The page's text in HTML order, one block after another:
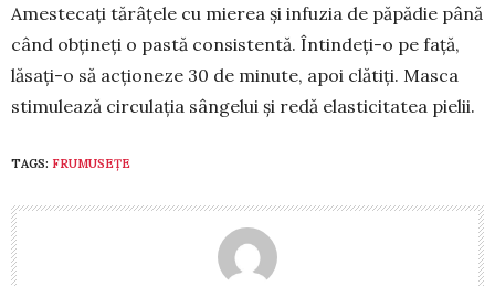
Amestecați tărâțele cu mierea și infuzia de păpădie pâ­nă
când obțineți o pastă con­sistentă. În­tindeți-o pe față,
lă­sați-o să acțio­neze 30 de minute, apoi clă­tiți. Masca
stimulează circulația sângelui și redă elasticitatea pielii.
TAGS: FRUMUSEȚE